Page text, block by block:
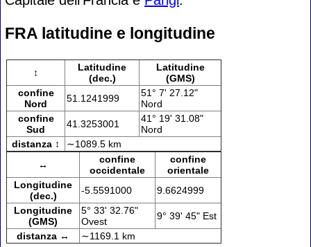
FRA latitudine e longitudine
↕
Latitudine
(dec.)
Latitudine
(GMS)
confine
Nord
51.1241999
51° 7' 27.12"
Nord
confine
Sud
41.3253001
41° 19' 31.08"
Nord
distanza ↕
∼1089.5 km
↔
confine
occidentale
confine
orientale
Longitudine
(dec.)
-5.5591000
9.6624999
Longitudine
(GMS)
5° 33' 32.76"
Ovest
9° 39' 45" Est
distanza ↔
∼1169.1 km